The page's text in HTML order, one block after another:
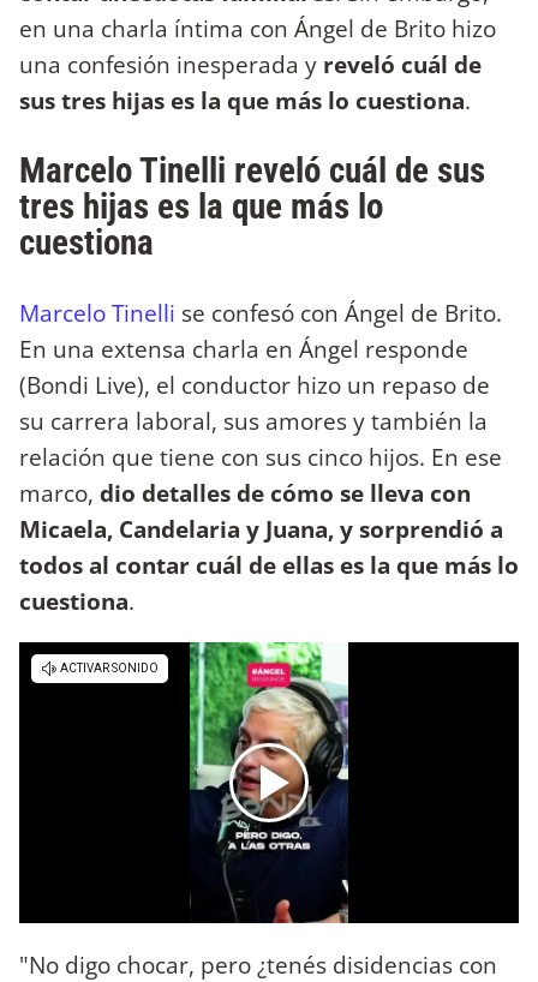
en una charla íntima con Ángel de Brito hizo
una confesión inesperada y reveló cuál de
sus tres hijas es la que más lo cuestiona.
Marcelo Tinelli reveló cuál de sus
tres hijas es la que más lo
cuestiona
Marcelo Tinelli se confesó con Ángel de Brito.
En una extensa charla en Ángel responde
(Bondi Live), el conductor hizo un repaso de
su carrera laboral, sus amores y también la
relación que tiene con sus cinco hijos. En ese
marco, dio detalles de cómo se lleva con
Micaela, Candelaria y Juana, y sorprendió a
todos al contar cuál de ellas es la que más lo
cuestiona.
"No digo chocar, pero ¿tenés disidencias con